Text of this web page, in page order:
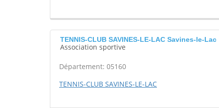
TENNIS-CLUB SAVINES-LE-LAC Savines-le-Lac
Association sportive
Département: 05160
TENNIS-CLUB SAVINES-LE-LAC